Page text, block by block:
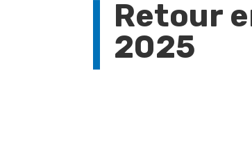
Retour
2025